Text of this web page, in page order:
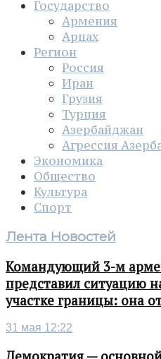
Государство
Армения
Арцах
Регион
Россия
Иран
Грузия
Турция
Азербайджан
Агрессия
Экономика
Общество
Культура
Спорт
Лента Новостей
Командующий 3-м
представил ситуацию
участке границы: она
31 мая 12:22